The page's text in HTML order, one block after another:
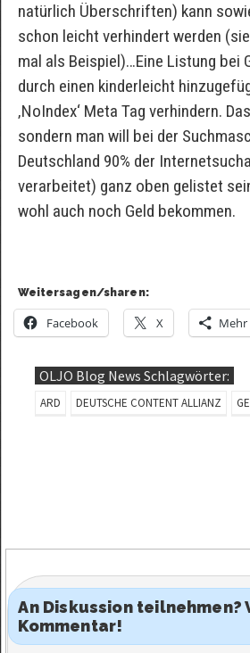
natürlich Überschriften) kann
schon leicht verhindert werden
mal als Beispiel)…Eine Listung bei
durch einen kinderleicht
‚NoIndex‘ Meta Tag verhindern.
sondern man will bei der
Deutschland 90% der
verarbeitet) ganz oben gelistet
wohl auch noch Geld bekommen.
Weitersagen/sharen:
Facebook X Mehr
OLJO Blog News Schlagwörter:
ARD DEUTSCHE CONTENT ALLIANZ
An Diskussion teilnehmen?
Kommentar!